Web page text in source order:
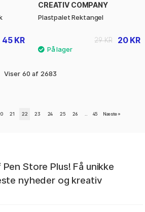
45 KR
CREATIV COMPANY
Plastpalet Rektangel
20 KR
29 KR
Viser 60 af 2683
21 22 23 24 25 26 45 Næste »
Store Plus! Få unikke
nyheder og kreativ